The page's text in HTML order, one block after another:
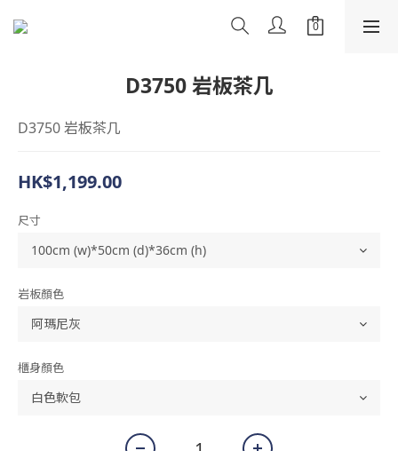
D3750 岩板茶几
D3750 岩板茶几
HK$1,199.00
尺寸
岩板顏色
櫃身顏色